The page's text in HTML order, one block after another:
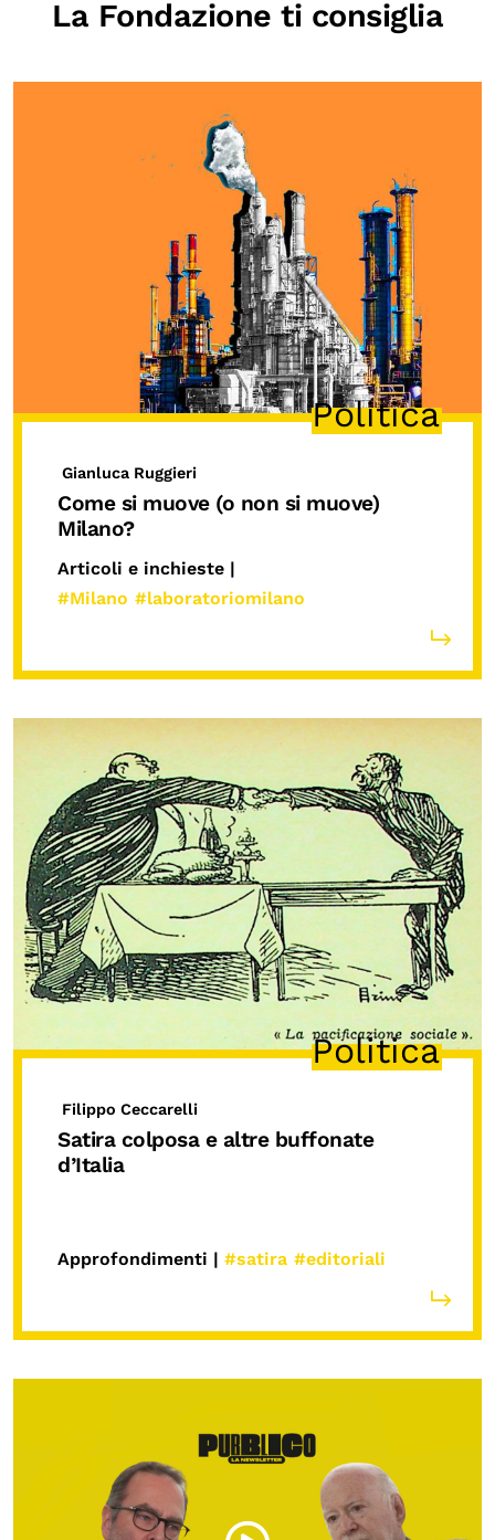
La Fondazione ti consiglia
Politica
Gianluca Ruggieri
Come si muove (o non si muove)
Milano?
Articoli e inchieste |
#Milano #laboratoriomilano
Politica
Filippo Ceccarelli
Satira colposa e altre buffonate
d’Italia
Approfondimenti | #satira #editoriali